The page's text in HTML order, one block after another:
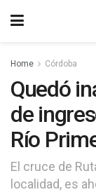
Home Córdoba
Quedó
de
Río
El cruce de
localidad, es